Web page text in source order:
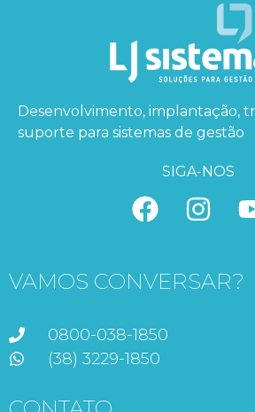
Desenvolvimento, implantação,
suporte para sistemas de gestão
SIGA-NOS
VAMOS CONVERSAR?
0800-038-1850
(38) 3229-1850